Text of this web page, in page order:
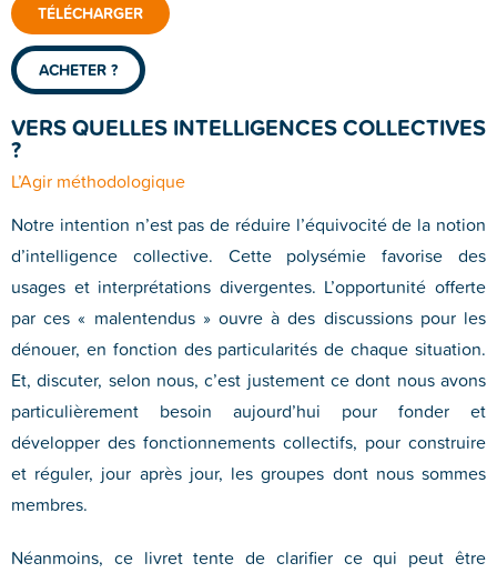
TÉLÉCHARGER
ACHETER ?
VERS QUELLES INTELLIGENCES COLLECTIVES
?
L’Agir méthodologique
Notre intention n’est pas de réduire l’équivocité de la notion
d’intelligence collective. Cette polysémie favorise des
usages et interprétations divergentes. L’opportunité offerte
par ces « malentendus » ouvre à des discussions pour les
dénouer, en fonction des particularités de chaque situation.
Et, discuter, selon nous, c’est justement ce dont nous avons
particulièrement besoin aujourd’hui pour fonder et
développer des fonctionnements collectifs, pour construire
et réguler, jour après jour, les groupes dont nous sommes
membres.
Néanmoins, ce livret tente de clarifier ce qui peut être